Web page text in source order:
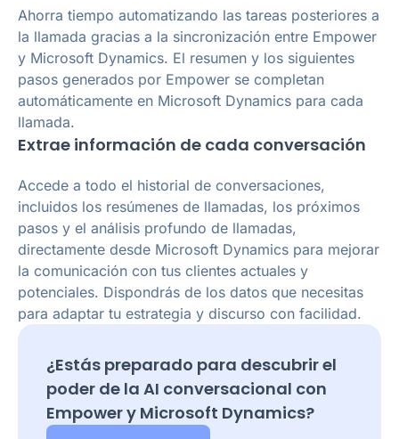
Ahorra tiempo automatizando las tareas posteriores a
la llamada gracias a la sincronización entre Empower
y Microsoft Dynamics. El resumen y los siguientes
pasos generados por Empower se completan
automáticamente en Microsoft Dynamics para cada
llamada.
Extrae información de cada conversación
Accede a todo el historial de conversaciones,
incluidos los resúmenes de llamadas, los próximos
pasos y el análisis profundo de llamadas,
directamente desde Microsoft Dynamics para mejorar
la comunicación con tus clientes actuales y
potenciales. Dispondrás de los datos que necesitas
para adaptar tu estrategia y discurso con facilidad.
¿Estás preparado para descubrir el
poder de la AI conversacional con
Empower y Microsoft Dynamics?